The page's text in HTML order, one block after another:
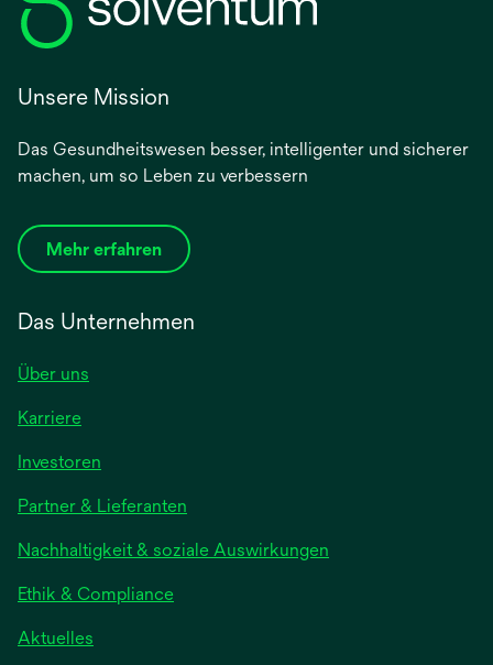
Unsere Mission
Das Gesundheitswesen besser, intelligenter und sicherer
machen, um so Leben zu verbessern
Mehr erfahren
Das Unternehmen
Über uns
Karriere
Investoren
einer
neuen
geöffnet
Partner & Lieferanten
Nachhaltigkeit & soziale Auswirkungen
Ethik & Compliance
Aktuelles